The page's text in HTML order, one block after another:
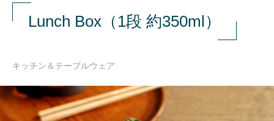
Lunch Box（1段 約350ml）
キッチン＆テーブルウェア